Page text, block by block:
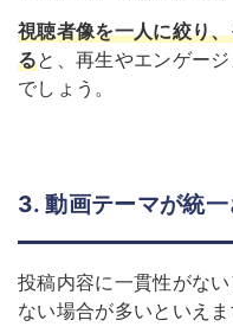
視聴者像を一人に絞り
ると、再生やエンゲー
でしょう。
3. 動画テーマが統
投稿内容に一貫性がな
ない場合が多いといえま